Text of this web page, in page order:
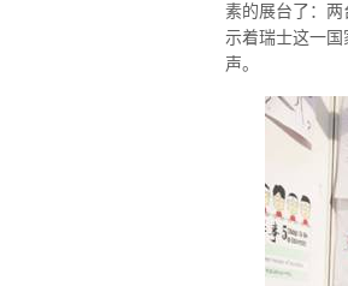
素的展台了：
示着瑞士这一国
声。